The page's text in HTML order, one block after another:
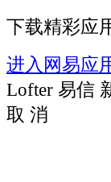
下载精彩应
进入网易应
Lofter 易信
取 消